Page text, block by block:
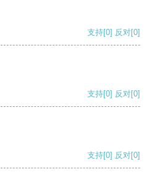
支持[0] 反对[0]
支持[0] 反对[0]
支持[0] 反对[0]